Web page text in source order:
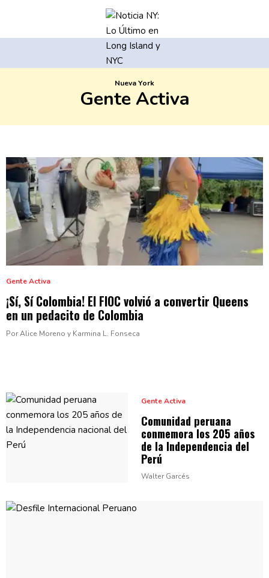
Nueva York
Gente Activa
Gente Activa
¡Sí, Sí Colombia! El FIOC volvió a convertir Queens
en un pedacito de Colombia
Por Alice Moreno y Karmina L. Fonseca
Gente Activa
Comunidad peruana
conmemora los 205 años
de la Independencia del
Perú
Walter Garcés